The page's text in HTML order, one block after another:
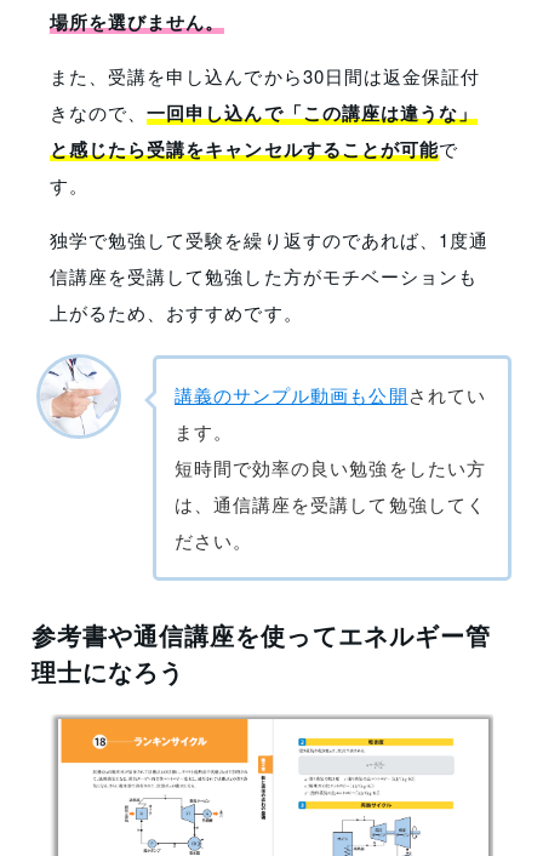
場所を選びません。
また、受講を申し込んでから30日間は返金保証付
きなので、一回申し込んで「この講座は違うな」
と感じたら受講をキャンセルすることが可能で
す。
独学で勉強して受験を繰り返すのであれば、1度通
信講座を受講して勉強した方がモチベーションも
上がるため、おすすめです。
講義のサンプル動画も公開されてい
ます。
短時間で効率の良い勉強をしたい方
は、通信講座を受講して勉強してく
ださい。
参考書や通信講座を使ってエネルギー管
理士になろう